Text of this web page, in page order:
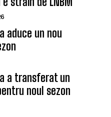
ajunge la SCM
străin de LNBM
un nou
a transferat un
noul sezon